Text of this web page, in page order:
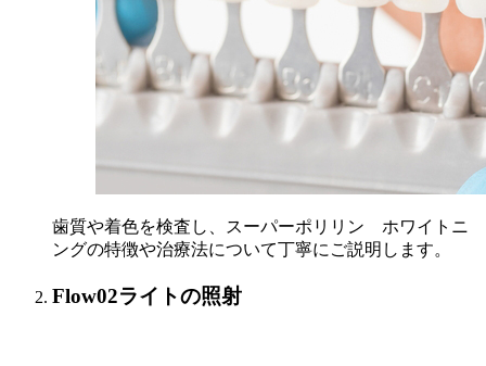
歯質や着色を検査し、スーパーポリリン ホワイトニ
ングの特徴や治療法について丁寧にご説明します。
Flow02ライトの照射